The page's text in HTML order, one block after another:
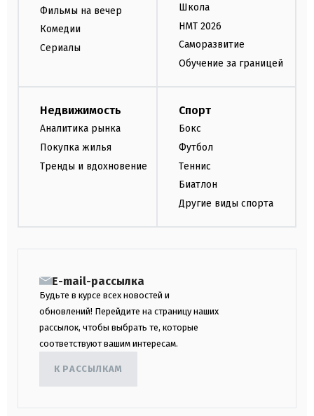
Фильмы на вечер
Комедии
Сериалы
Школа
НМТ 2026
Саморазвитие
Обучение за границей
Недвижимость
Аналитика рынка
Покупка жилья
Тренды и вдохновение
Спорт
Бокс
Футбол
Теннис
Биатлон
Другие виды спорта
E-mail-рассылка
Будьте в курсе всех новостей и
обновлений! Перейдите на страницу наших
рассылок, чтобы выбрать те, которые
соответствуют вашим интересам.
К РАССЫЛКАМ